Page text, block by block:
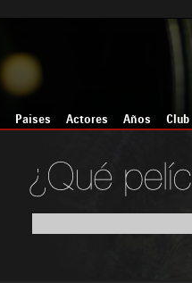
Países Actores Años Club